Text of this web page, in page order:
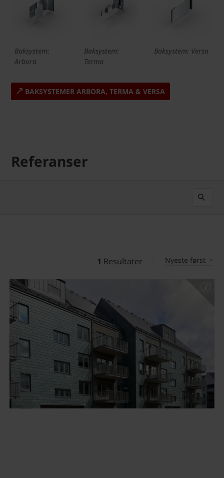
Baksystem:
Arbora
Baksystem:
Terma
Baksystem: Versa
BAKSYSTEMER ARBORA, TERMA & VERSA
Referanser
1 Resultater Nyeste først